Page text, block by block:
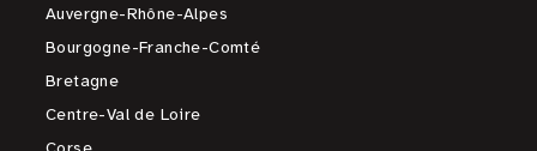
Auvergne-Rhône-Alpes
Bourgogne-Franche-Comté
Bretagne
Centre-Val de Loire